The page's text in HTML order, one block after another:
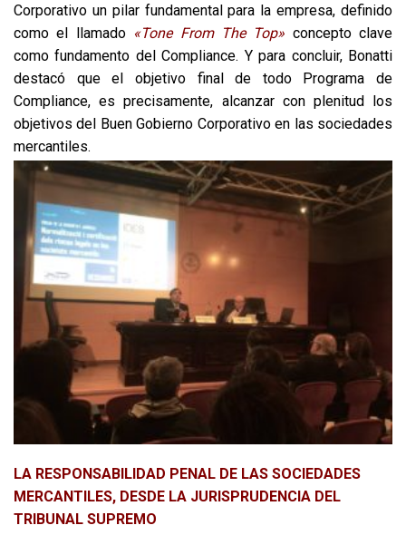
Corporativo un pilar fundamental para la empresa, definido
como el llamado «Tone From The Top» concepto clave
como fundamento del Compliance. Y para concluir, Bonatti
destacó que el objetivo final de todo Programa de
Compliance, es precisamente, alcanzar con plenitud los
objetivos del Buen Gobierno Corporativo en las sociedades
mercantiles.
LA RESPONSABILIDAD PENAL DE LAS SOCIEDADES
MERCANTILES, DESDE LA JURISPRUDENCIA DEL
TRIBUNAL SUPREMO